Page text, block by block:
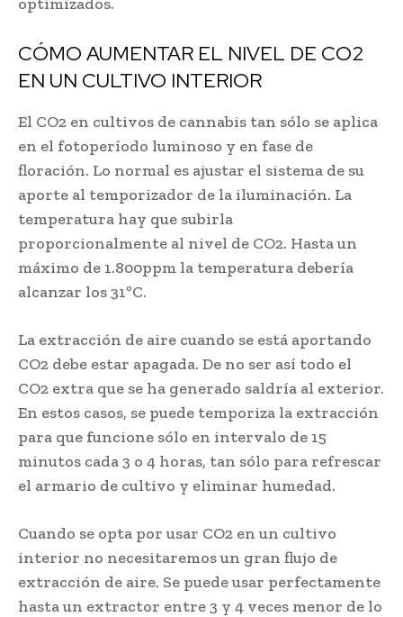
CÓMO AUMENTAR EL NIVEL DE CO2
EN UN CULTIVO INTERIOR
El CO2 en cultivos de cannabis tan sólo se aplica
en el fotoperíodo luminoso y en fase de
floración. Lo normal es ajustar el sistema de su
aporte al temporizador de la iluminación. La
temperatura hay que subirla
proporcionalmente al nivel de CO2. Hasta un
máximo de 1.800ppm la temperatura debería
alcanzar los 31ºC.
La extracción de aire cuando se está aportando
CO2 debe estar apagada. De no ser así todo el
CO2 extra que se ha generado saldría al exterior.
En estos casos, se puede temporiza la extracción
para que funcione sólo en intervalo de 15
minutos cada 3 o 4 horas, tan sólo para refrescar
el armario de cultivo y eliminar humedad.
Cuando se opta por usar CO2 en un cultivo
interior no necesitaremos un gran flujo de
extracción de aire. Se puede usar perfectamente
hasta un extractor entre 3 y 4 veces menor de lo